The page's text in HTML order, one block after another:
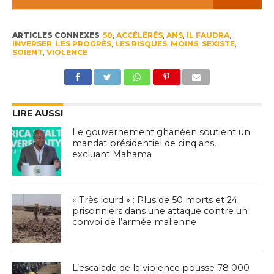
ARTICLES CONNEXES 50, ACCÉLÉRÉS, ANS, IL FAUDRA,
INVERSER, LES PROGRÈS, LES RISQUES, MOINS, SEXISTE,
SOIENT, VIOLENCE
LIRE AUSSI
Le gouvernement ghanéen soutient un
mandat présidentiel de cinq ans,
excluant Mahama
« Très lourd » : Plus de 50 morts et 24
prisonniers dans une attaque contre un
convoi de l’armée malienne
L’escalade de la violence pousse 78 000